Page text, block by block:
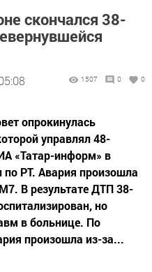
скончался 38-
1507 0 0
опрокинулась
управлял 48-
«Татар-информ» в
РТ. Авария произошла
В результате ДТП 38-
но
в больнице. По
произошла из-за...